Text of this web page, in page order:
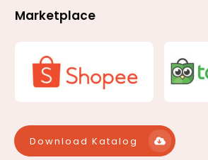
Marketplace
Download Katalog